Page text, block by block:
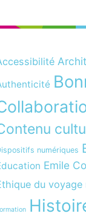
numériques
Emile
du voyage